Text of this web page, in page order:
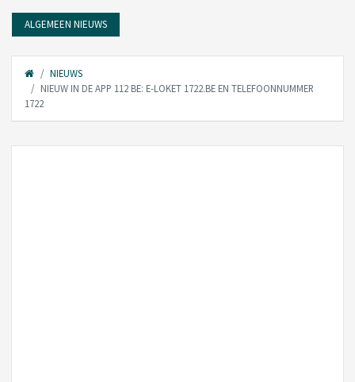
ALGEMEEN NIEUWS
NIEUWS
NIEUW IN DE APP 112 BE: E-LOKET 1722.BE EN TELEFOONNUMMER
1722